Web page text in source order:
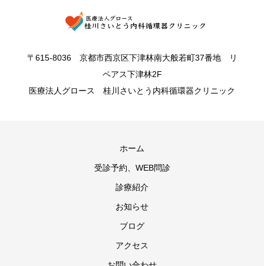
〒615-8036 京都市西京区下津林南大般若町37番地 リ
ペアス下津林2F
医療法人グロース 桂川さいとう内科循環器クリニック
ホーム
受診予約、WEB問診
診療紹介
お知らせ
ブログ
アクセス